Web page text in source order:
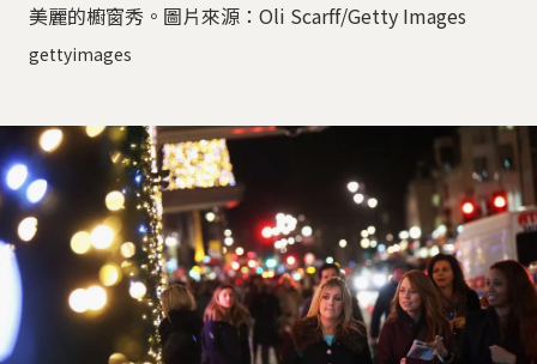
美麗的櫥窗秀。圖片來源：Oli Scarff/Getty Images
gettyimages